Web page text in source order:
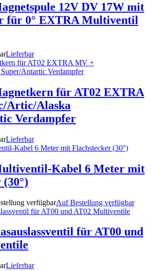
12V DV 17W mit
für 0° EXTRA Multiventil
Lieferbar
für AT02 EXTRA
Artic/Alaska
Verdampfer
Lieferbar
Kabel 6 Meter mit
Auf Bestellung verfügbar
für AT00 und
Lieferbar